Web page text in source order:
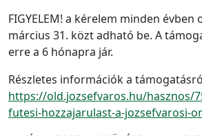
FIGYELEM! a kérelem minden évben
március 31. közt adható be. A
erre a 6 hónapra jár.
Részletes információk a
https://old.jozsefvaros.hu/hasznos/
futesi-hozzajarulast-a-jozsefvarosi-